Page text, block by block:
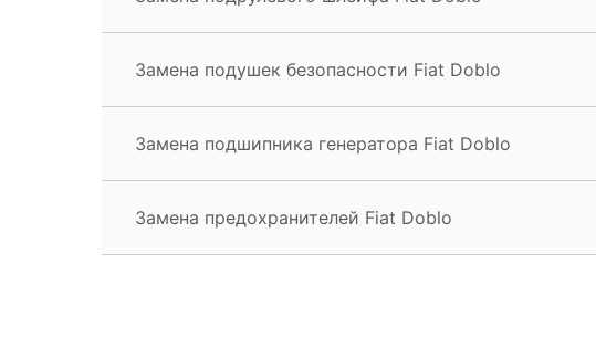
Замена подушек безопасности Fiat Doblo
Замена подшипника генератора Fiat Doblo
Замена предохранителей Fiat Doblo